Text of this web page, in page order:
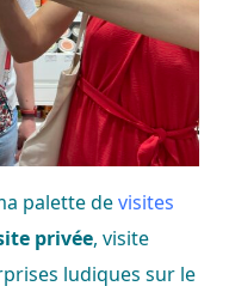
palette devisites
privée, visite
ludiques sur le